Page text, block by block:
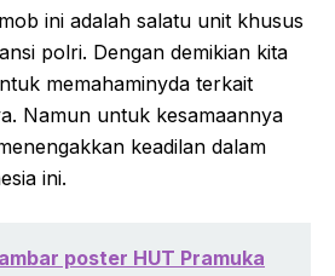
ini adalah salatu unit khusus
polri. Dengan demikian kita
memahaminyda terkait
Namun untuk kesamaannya
keadilan dalam
ini.
poster HUT Pramuka